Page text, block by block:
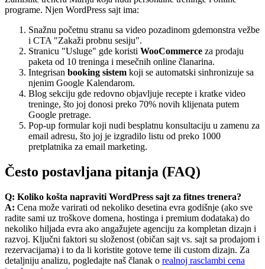
programe. Njen WordPress sajt ima:
Snažnu početnu stranu sa video pozadinom gdemonstra vežbe
i CTA "Zakaži probnu sesiju".
Stranicu "Usluge" gde koristi WooCommerce za prodaju
paketa od 10 treninga i mesečnih online članarina.
Integrisan booking sistem koji se automatski sinhronizuje sa
njenim Google Kalendarom.
Blog sekciju gde redovno objavljuje recepte i kratke video
treninge, što joj donosi preko 70% novih klijenata putem
Google pretrage.
Pop-up formular koji nudi besplatnu konsultaciju u zamenu za
email adresu, što joj je izgradilo listu od preko 1000
pretplatnika za email marketing.
Često postavljana pitanja (FAQ)
Q: Koliko košta napraviti WordPress sajt za fitnes trenera?
A: Cena može varirati od nekoliko desetina evra godišnje (ako sve
radite sami uz troškove domena, hostinga i premium dodataka) do
nekoliko hiljada evra ako angažujete agenciju za kompletan dizajn i
razvoj. Ključni faktori su složenost (običan sajt vs. sajt sa prodajom i
rezervacijama) i to da li koristite gotove teme ili custom dizajn. Za
detaljniju analizu, pogledajte naš članak o realnoj rasclambi cena